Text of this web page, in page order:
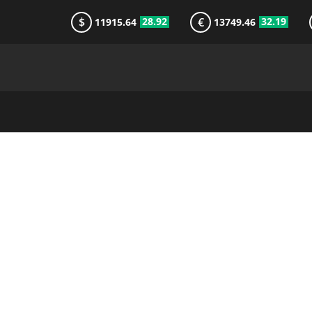
$ 11915.64 28.92 € 13749.46 32.19